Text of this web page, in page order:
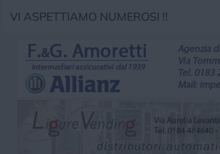
VI ASPETTIAMO NUMEROSI !!